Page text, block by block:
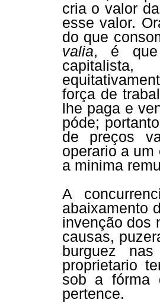
cria o valor
esse valor.
do que
valia, é que
força de
lhe paga e
póde;
de preços
operario a
a minima
A
abaixamento
invenção dos
causas,
burguez
proprietario
sob a
pertence.